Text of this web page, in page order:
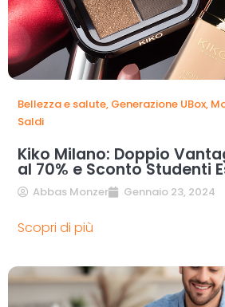
Bellezza e salute, Generazione UBox,
Saldi
Kiko Milano: Doppio
al 70% e Sconto Studenti
Abbas Monzer Gennaio 23, 2024
Scopri di più